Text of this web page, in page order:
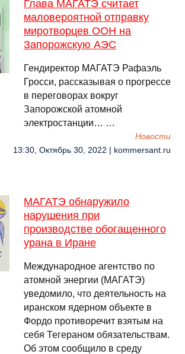
Глава МАГАТЭ считает
маловероятной отправку
миротворцев ООН на
Запорожскую АЭС
Гендиректор МАГАТЭ Рафаэль
Гросси, рассказывая о прогрессе
в переговорах вокруг
Запорожской атомной
электростанции… …
Новости
13:30, Октябрь 30, 2022 | kommersant.ru
МАГАТЭ обнаружило
нарушения при
производстве обогащенного
урана в Иране
Международное агентство по
атомной энергии (МАГАТЭ)
уведомило, что деятельность на
иранском ядерном объекте в
Фордо противоречит взятым на
себя Тегераном обязательствам.
Об этом сообщило в среду